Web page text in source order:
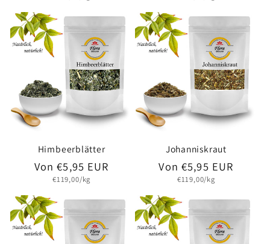
Himbeerblätter
Normaler
Preis
Von €5,95 EUR
Grundpreis
€119,00/kg
Johanniskraut
Normaler
Preis
Von €5,95 EUR
Grundpreis
€119,00/kg